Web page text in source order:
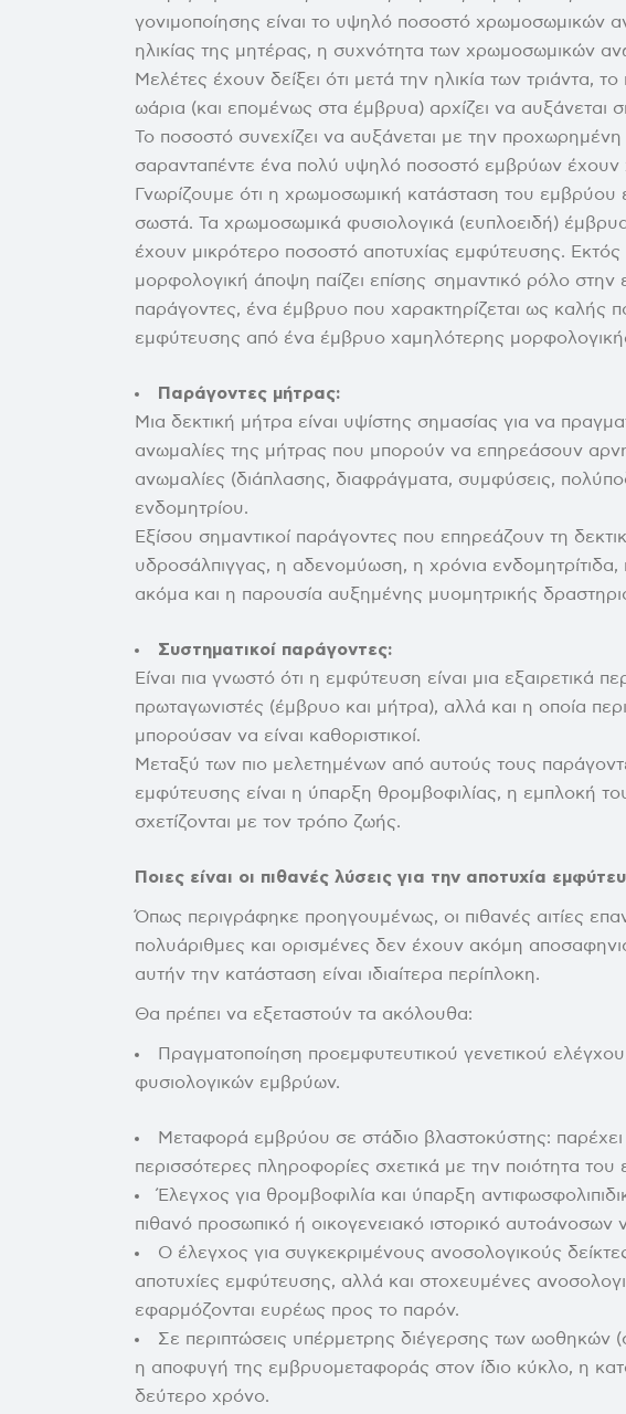
γονιμοποίησης είναι το υψηλό ποσοστό
ηλικίας της μητέρας, η συχνότητα των χρωμοσωμικών
Μελέτες έχουν δείξει ότι μετά την ηλικία των
ωάρια (και επομένως στα έμβρυα) αρχίζει να αυξάνεται
Το ποσοστό συνεχίζει να αυξάνεται με την προχωρημένη
σαρανταπέντε ένα πολύ υψηλό ποσοστό εμβρύων
Γνωρίζουμε ότι η χρωμοσωμική κατάσταση του εμβρύου
σωστά. Τα χρωμοσωμικά φυσιολογικά (ευπλοειδή)
έχουν μικρότερο ποσοστό αποτυχίας εμφύτευσης.
μορφολογική άποψη παίζει επίσης σημαντικό ρόλο
παράγοντες, ένα έμβρυο που χαρακτηρίζεται ως καλής
εμφύτευσης από ένα έμβρυο χαμηλότερης
Παράγοντες μήτρας:
Μια δεκτική μήτρα είναι υψίστης σημασίας για να
ανωμαλίες της μήτρας που μπορούν να επηρεάσουν
ανωμαλίες (διάπλασης, διαφράγματα, συμφύσεις,
ενδομητρίου.
Εξίσου σημαντικοί παράγοντες που επηρεάζουν τη
υδροσάλπιγγας, η αδενομύωση, η χρόνια
ακόμα και η παρουσία αυξημένης μυομητρικής
Συστηματικοί παράγοντες:
Είναι πια γνωστό ότι η εμφύτευση είναι μια εξαιρετικά
πρωταγωνιστές (έμβρυο και μήτρα), αλλά και η οποία
μπορούσαν να είναι καθοριστικοί.
Μεταξύ των πιο μελετημένων από αυτούς τους
εμφύτευσης είναι η ύπαρξη θρομβοφιλίας, η εμπλοκή
σχετίζονται με τον τρόπο ζωής.
Ποιες είναι οι πιθανές λύσεις για την αποτυχία
Όπως περιγράφηκε προηγουμένως, οι πιθανές αιτίες
πολυάριθμες και ορισμένες δεν έχουν ακόμη
αυτήν την κατάσταση είναι ιδιαίτερα περίπλοκη.
Θα πρέπει να εξεταστούν τα ακόλουθα:
Πραγματοποίηση προεμφυτευτικού γενετικού
φυσιολογικών εμβρύων.
Μεταφορά εμβρύου σε στάδιο βλαστοκύστης:
περισσότερες πληροφορίες σχετικά με την ποιότητα
Έλεγχος για θρομβοφιλία και ύπαρξη
πιθανό προσωπικό ή οικογενειακό ιστορικό αυτοάνοσων
Ο έλεγχος για συγκεκριμένους ανοσολογικούς
αποτυχίες εμφύτευσης, αλλά και στοχευμένες
εφαρμόζονται ευρέως προς το παρόν.
Σε περιπτώσεις υπέρμετρης διέγερσης των ωοθηκών
η αποφυγή της εμβρυομεταφοράς στον ίδιο κύκλο, η
δεύτερο χρόνο.